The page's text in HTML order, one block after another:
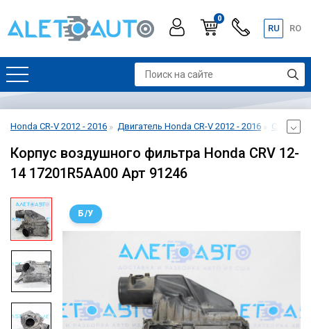
0
RU RO
Honda CR-V 2012 - 2016 Двигатель Honda CR-V 2012 - 2016 Система
Корпус воздушного фильтра Honda CRV 12-
14 17201R5AA00 Арт 91246
Б/У